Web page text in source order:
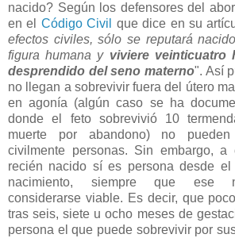
nacido? Según los defensores del
en el Código Civil que dice en su
efectos civiles, sólo se reputará
figura humana y viviere veinticuatro
desprendido del seno materno". Así
no llegan a sobrevivir fuera del útero
en agonía (algún caso se ha
donde el feto sobrevivió 10
muerte por abandono) no
civilmente personas. Sin embargo, a
recién nacido sí es persona desde el
nacimiento, siempre que ese
considerarse viable. Es decir, que
tras seis, siete u ocho meses de
persona el que puede sobrevivir por